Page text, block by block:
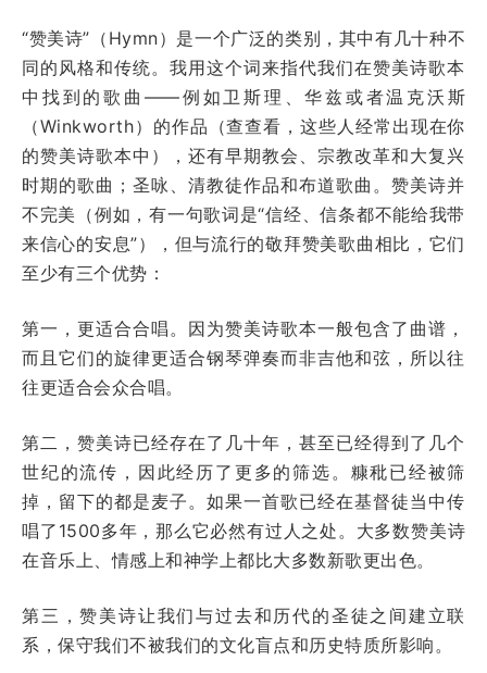
“赞美诗”（Hymn）是一个广泛的类别，其中有几十种不
同的风格和传统。我用这个词来指代我们在赞美诗歌本
中找到的歌曲——例如卫斯理、华兹或者温克沃斯
（Winkworth）的作品（查查看，这些人经常出现在你
的赞美诗歌本中），还有早期教会、宗教改革和大复兴
时期的歌曲；圣咏、清教徒作品和布道歌曲。赞美诗并
不完美（例如，有一句歌词是“信经、信条都不能给我带
来信心的安息”），但与流行的敬拜赞美歌曲相比，它们
至少有三个优势：
第一，更适合合唱。因为赞美诗歌本一般包含了曲谱，
而且它们的旋律更适合钢琴弹奏而非吉他和弦，所以往
往更适合会众合唱。
第二，赞美诗已经存在了几十年，甚至已经得到了几个
世纪的流传，因此经历了更多的筛选。糠秕已经被筛
掉，留下的都是麦子。如果一首歌已经在基督徒当中传
唱了1500多年，那么它必然有过人之处。大多数赞美诗
在音乐上、情感上和神学上都比大多数新歌更出色。
第三，赞美诗让我们与过去和历代的圣徒之间建立联
系，保守我们不被我们的文化盲点和历史特质所影响。